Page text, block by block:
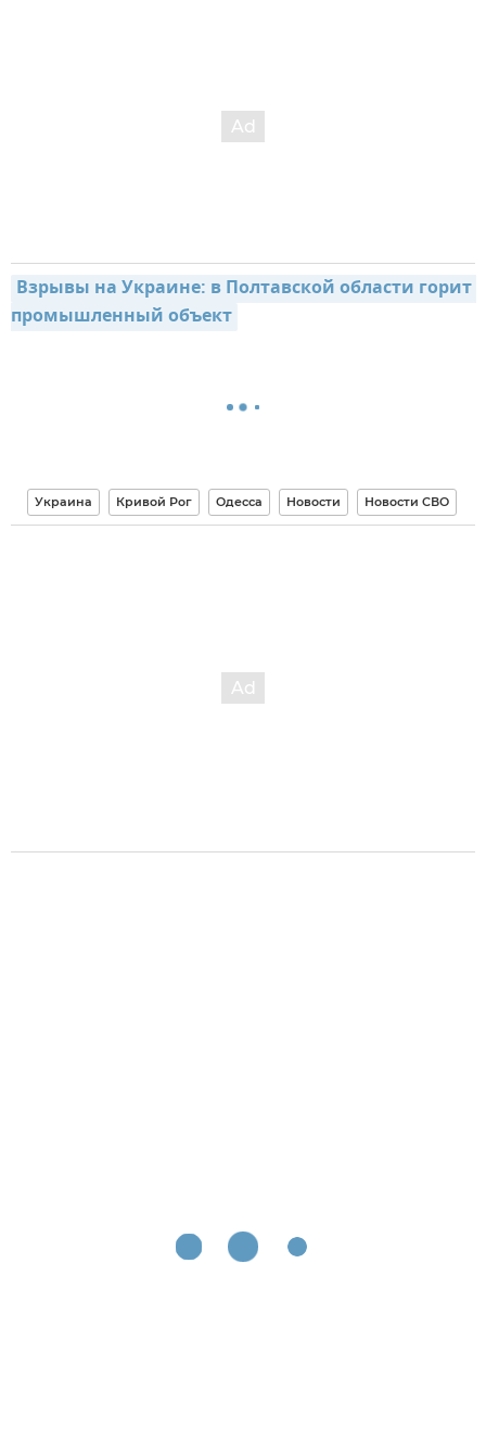
Взрывы на Украине: в Полтавской области горит
промышленный объект
Украина Кривой Рог Одесса Новости Новости СВО